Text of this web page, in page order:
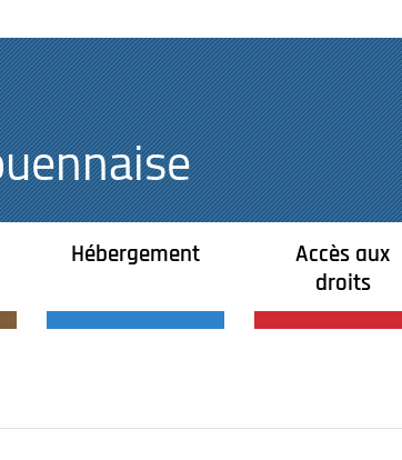
Hébergement
Accès aux
droits